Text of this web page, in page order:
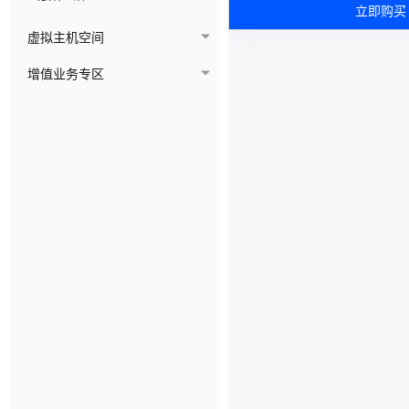
虚拟主机空间
增值业务专区
立即购买